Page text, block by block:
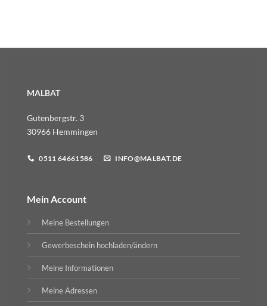
MALBAT
Gutenbergstr. 3
30966 Hemmingen
0511 64661586 INFO@MALBAT.DE
Mein Account
Meine Bestellungen
Gewerbeschein hochladen/ändern
Meine Informationen
Meine Adressen